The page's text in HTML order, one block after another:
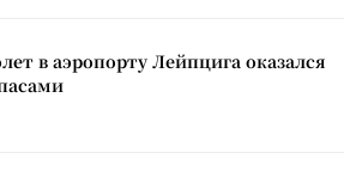
в аэропорту Лейпцига оказался